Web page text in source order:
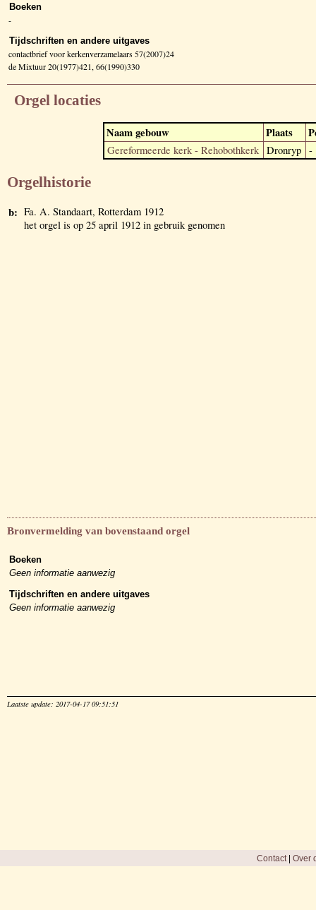
Boeken
-
Tijdschriften en andere uitgaves
contactbrief voor kerkenverzamelaars 57(2007)24
de Mixtuur 20(1977)421, 66(1990)330
Orgel locaties
Naam gebouw Plaats
Gereformeerde kerk - Rehobothkerk Dronryp -
Orgelhistorie
b: Fa. A. Standaart, Rotterdam 1912
het orgel is op 25 april 1912 in gebruik genomen
Bronvermelding van bovenstaand orgel
Boeken
Geen informatie aanwezig
Tijdschriften en andere uitgaves
Geen informatie aanwezig
Laatste update: 2017-04-17 09:51:51
Contact| Over